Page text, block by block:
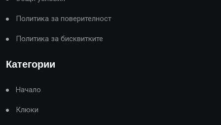
Политика за поверителност
Политика за бисквитките
Категории
Начало
Клюки